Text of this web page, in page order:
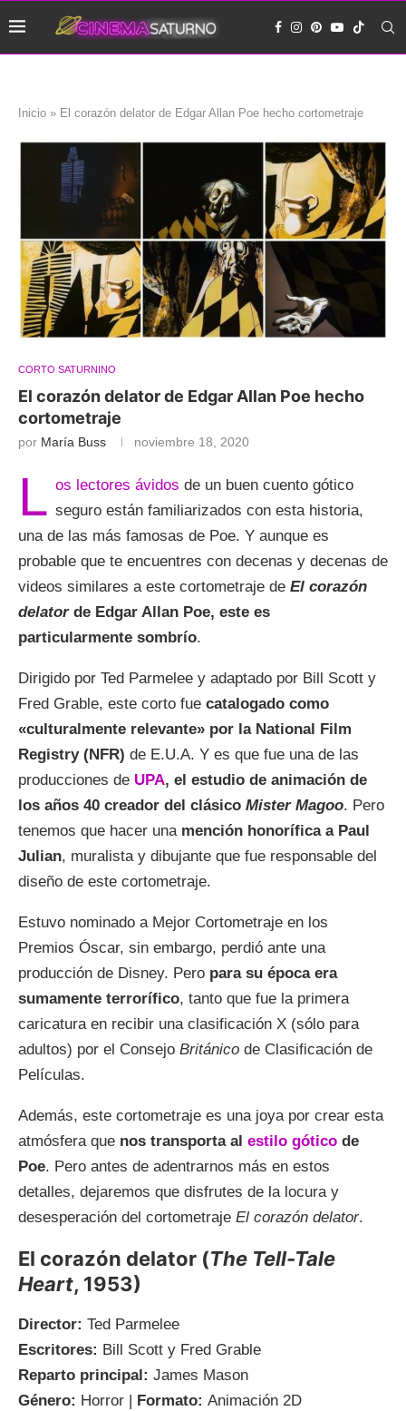
Inicio » El corazón delator de Edgar Allan Poe hecho cortometraje
CORTO SATURNINO
El corazón delator de Edgar Allan Poe hecho
cortometraje
por María Buss noviembre 18, 2020
L os lectores ávidos de un buen cuento gótico
seguro están familiarizados con esta historia,
una de las más famosas de Poe. Y aunque es
probable que te encuentres con decenas y decenas de
videos similares a este cortometraje de El corazón
delatorde Edgar Allan Poe, este es
particularmente sombrío.
Dirigido por Ted Parmelee y adaptado por Bill Scott y
Fred Grable, este corto fue catalogado como
«culturalmente relevante» por la National Film
Registry (NFR) de E.U.A. Y es que fue una de las
producciones de UPA, el estudio de animación de
los años 40 creador del clásico Mister Magoo. Pero
tenemos que hacer una mención honorífica a Paul
Julian, muralista y dibujante que fue responsable del
diseño de este cortometraje.
Estuvo nominado a Mejor Cortometraje en los
Premios Óscar, sin embargo, perdió ante una
producción de Disney. Pero para su época era
sumamente terrorífico, tanto que fue la primera
caricatura en recibir una clasificación X (sólo para
adultos) por el Consejo Británico de Clasificación de
Películas.
Además, este cortometraje es una joya por crear esta
atmósfera que nos transporta al estilo gótico de
Poe. Pero antes de adentrarnos más en estos
detalles, dejaremos que disfrutes de la locura y
desesperación del cortometraje El corazón delator.
El corazón delator (The Tell-Tale
Heart, 1953)
Director: Ted Parmelee
Escritores: Bill Scott y Fred Grable
Reparto principal: James Mason
Género: Horror | Formato: Animación 2D